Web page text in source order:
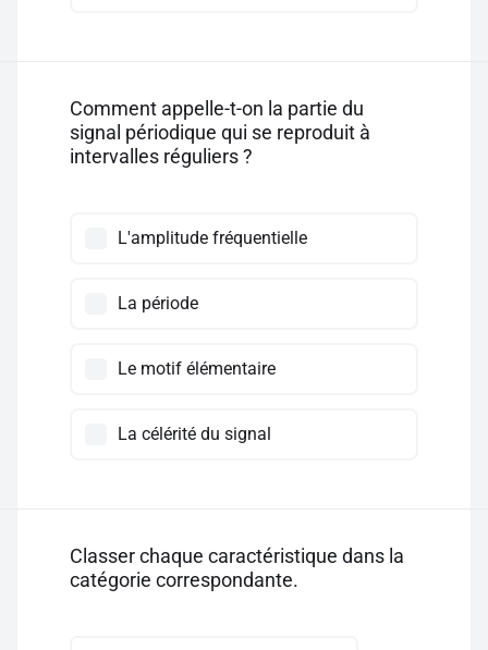
Comment appelle-t-on la partie du
signal périodique qui se reproduit à
intervalles réguliers ?
L'amplitude fréquentielle
La période
Le motif élémentaire
La célérité du signal
Classer chaque caractéristique dans la
catégorie correspondante.